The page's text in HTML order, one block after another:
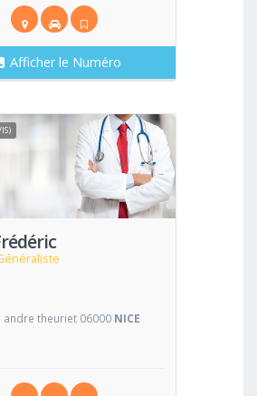
Afficher le Numéro
Voir
andre theuriet 06000 NICE